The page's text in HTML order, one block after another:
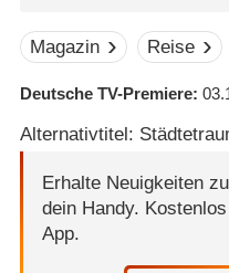
Magazin Reise
Deutsche TV-Premiere
Alternativtitel:
Erhalte Neuigkeiten zu
dein Handy.
App.